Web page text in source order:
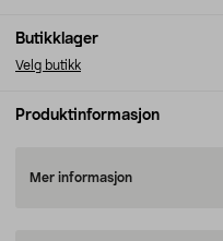
Butikklager
Velg butikk
Produktinformasjon
Mer informasjon